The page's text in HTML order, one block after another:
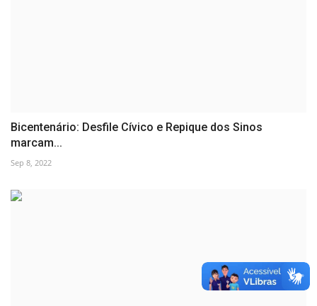
Bicentenário: Desfile Cívico e Repique dos Sinos
marcam...
Sep 8, 2022